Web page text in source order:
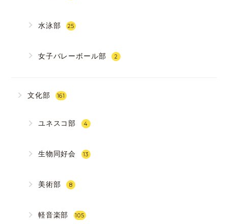
水泳部 25
女子バレーボール部 2
文化部 161
ユネスコ部 4
生物同好会 13
美術部 8
軽音楽部 105